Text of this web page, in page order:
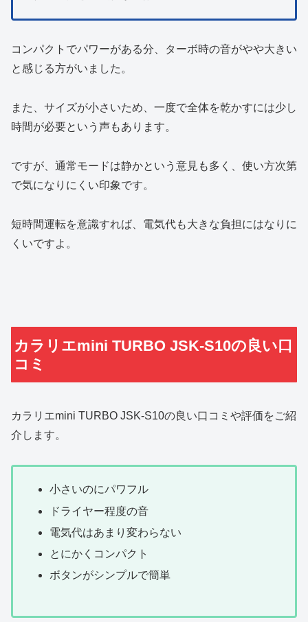
コンパクトでパワーがある分、ターボ時の音がやや大きい
と感じる方がいました。
また、サイズが小さいため、一度で全体を乾かすには少し
時間が必要という声もあります。
ですが、通常モードは静かという意見も多く、使い方次第
で気になりにくい印象です。
短時間運転を意識すれば、電気代も大きな負担にはなりに
くいですよ。
カラリエmini TURBO JSK-S10の良い口
コミ
カラリエmini TURBO JSK-S10の良い口コミや評価をご紹
介します。
小さいのにパワフル
ドライヤー程度の音
電気代はあまり変わらない
とにかくコンパクト
ボタンがシンプルで簡単